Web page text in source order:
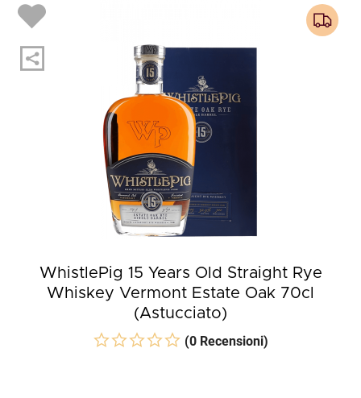
WhistlePig 15 Years Old Straight Rye
Whiskey Vermont Estate Oak 70cl
(Astucciato)
(0 Recensioni)